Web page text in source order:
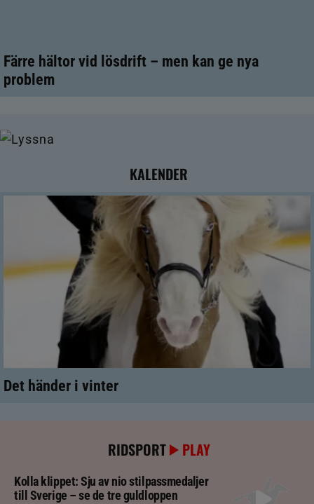
Färre hältor vid lösdrift – men kan ge nya
problem
KALENDER
Det händer i vinter
RIDSPORT PLAY
Kolla klippet: Sju av nio stilpassmedaljer
till Sverige – se de tre guldloppen